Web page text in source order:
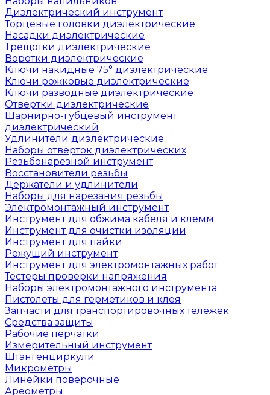
Диэлектрический инструмент
Торцевые головки диэлектрические
Насадки диэлектрические
Трещотки диэлектрические
Воротки диэлектрические
Ключи накидные 75° диэлектрические
Ключи рожковые диэлектрические
Ключи разводные диэлектрические
Отвертки диэлектрические
Шарнирно-губцевый инструмент
диэлектрический
Удлинители диэлектрические
Наборы отверток диэлектрических
Резьбонарезной инструмент
Восстановители резьбы
Держатели и удлинители
Наборы для нарезания резьбы
Электромонтажный инструмент
Инструмент для обжима кабеля и клемм
Инструмент для очистки изоляции
Инструмент для пайки
Режущий инструмент
Инструмент для электромонтажных работ
Тестеры проверки напряжения
Наборы электромонтажного инструмента
Пистолеты для герметиков и клея
Запчасти для транспортировочных тележек
Средства защиты
Рабочие перчатки
Измерительный инструмент
Штангенциркули
Микрометры
Линейки поверочные
Ареометры